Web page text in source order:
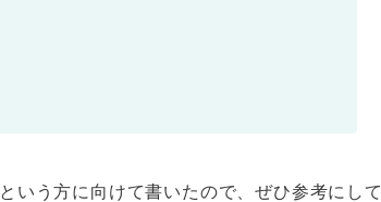
いう方に向けて書いたので、ぜひ参考にして